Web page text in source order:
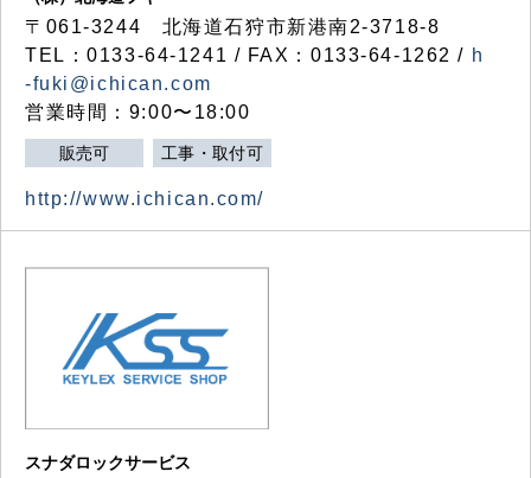
〒061-3244 北海道石狩市新港南2-3718-8
TEL：0133-64-1241 / FAX：0133-64-1262 / h
-fuki@ichican.com
営業時間：9:00〜18:00
販売可 工事・取付可
http://www.ichican.com/
スナダロックサービス